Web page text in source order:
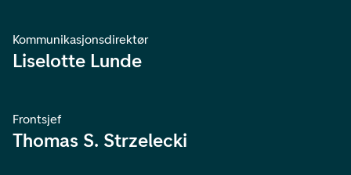
Kommunikasjonsdirektør
Liselotte Lunde
Frontsjef
Thomas S. Strzelecki